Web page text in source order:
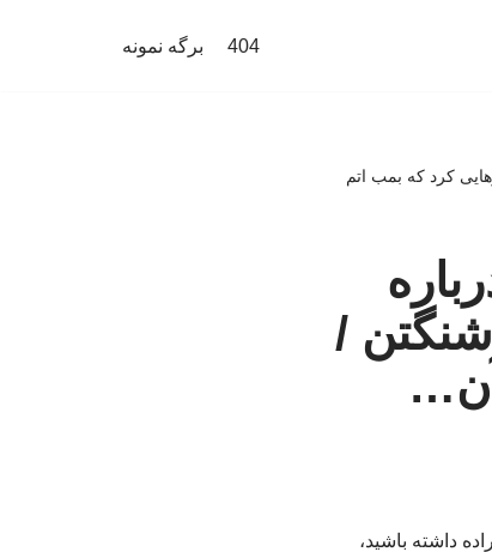
404 برگه نمونه
کرد که بمب اتم
/
داشته باشید،